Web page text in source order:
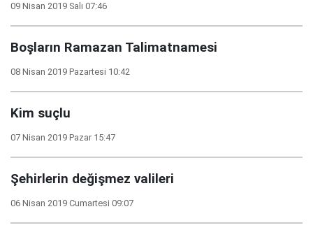
09 Nisan 2019 Salı 07:46
Boşların Ramazan Talimatnamesi
08 Nisan 2019 Pazartesi 10:42
Kim suçlu
07 Nisan 2019 Pazar 15:47
Şehirlerin değişmez valileri
06 Nisan 2019 Cumartesi 09:07